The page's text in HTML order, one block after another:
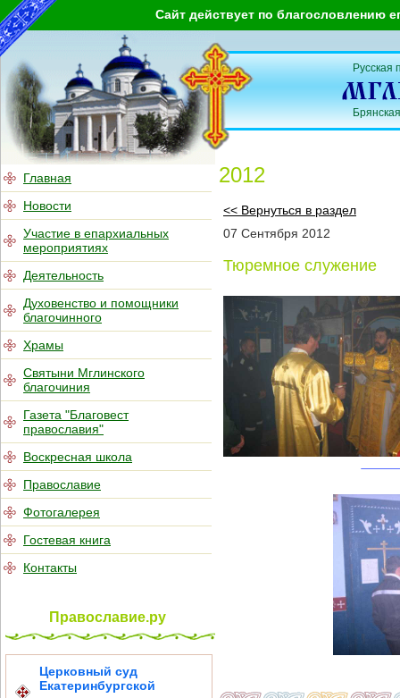
Сайт действует по благословлению
Главная
Новости
Участие в епархиальных
мероприятиях
Деятельность
Духовенство и помощники
благочинного
Храмы
Святыни Мглинского
благочиния
Газета "Благовест
православия"
Воскресная школа
Православие
Фотогалерея
Гостевая книга
Контакты
Православие.ру
Церковный суд
Екатеринбургской
Русская
2012
<< Вернуться в раздел
07 Сентября 2012
Тюремное служение